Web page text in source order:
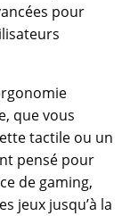
pour
que vous
tactile ou un
pensé pour
de gaming,
jeux jusqu’à la